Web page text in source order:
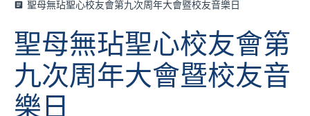
聖母無玷聖心校友會第九次周年大會暨校友音樂日
聖母無玷聖心校友會第
九次周年大會暨校友音
樂日